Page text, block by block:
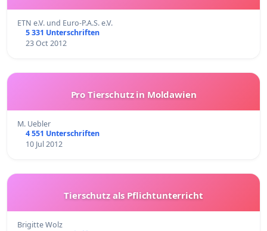
ETN e.V. und Euro-P.A.S. e.V.
5 331 Unterschriften
23 Oct 2012
Pro Tierschutz in Moldawien
M. Uebler
4 551 Unterschriften
10 Jul 2012
Tierschutz als Pflichtunterricht
Brigitte Wolz